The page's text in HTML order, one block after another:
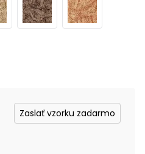
Zaslať vzorku zadarmo